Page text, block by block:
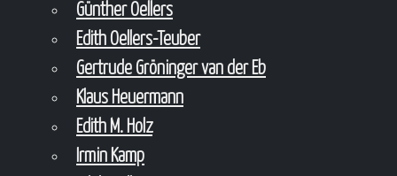
Günther Oellers
Edith Oellers-Teuber
Gertrude Gröninger van der Eb
Klaus Heuermann
Edith M. Holz
Irmin Kamp